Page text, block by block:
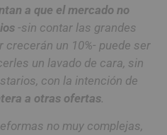
a que el mercado no
-sin contar las grandes
crecerán un 10%- puede ser
un lavado de cara, sin
con la intención de
a otras ofertas.
no muy complejas,